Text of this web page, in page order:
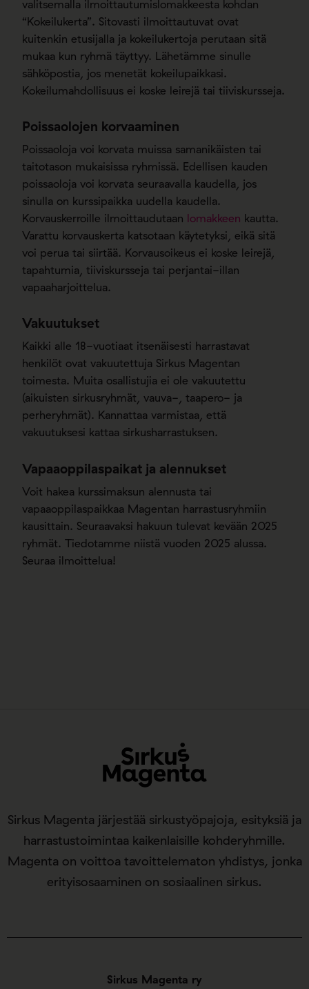
valitsemalla ilmoittautumislomakkeesta kohdan
“Kokeilukerta”. Sitovasti ilmoittautuvat ovat
kuitenkin etusijalla ja kokeilukertoja perutaan sitä
mukaa kun ryhmä täyttyy. Lähetämme sinulle
sähköpostia, jos menetät kokeilupaikkasi.
Kokeilumahdollisuus ei koske leirejä tai tiiviskursseja.
Poissaolojen korvaaminen
Poissaoloja voi korvata muissa samanikäisten tai
taitotason mukaisissa ryhmissä. Edellisen kauden
poissaoloja voi korvata seuraavalla kaudella, jos
sinulla on kurssipaikka uudella kaudella.
Korvauskerroille ilmoittaudutaan lomakkeen kautta.
Varattu korvauskerta katsotaan käytetyksi, eikä sitä
voi perua tai siirtää. Korvausoikeus ei koske leirejä,
tapahtumia, tiiviskursseja tai perjantai-illan
vapaaharjoittelua.
Vakuutukset
Kaikki alle 18-vuotiaat itsenäisesti harrastavat
henkilöt ovat vakuutettuja Sirkus Magentan
toimesta. Muita osallistujia ei ole vakuutettu
(aikuisten sirkusryhmät, vauva-, taapero- ja
perheryhmät). Kannattaa varmistaa, että
vakuutuksesi kattaa sirkusharrastuksen.
Vapaaoppilaspaikat ja alennukset
Voit hakea kurssimaksun alennusta tai
vapaaoppilaspaikkaa Magentan harrastusryhmiin
kausittain. Seuraavaksi hakuun tulevat kevään 2025
ryhmät. Tiedotamme niistä vuoden 2025 alussa.
Seuraa ilmoittelua!
Sirkus Magenta ry
Sirkus Magenta järjestää sirkustyöpajoja, esityksiä ja
harrastustoimintaa kaikenlaisille kohderyhmille.
Magenta on voittoa tavoittelematon yhdistys, jonka
erityisosaaminen on sosiaalinen sirkus.